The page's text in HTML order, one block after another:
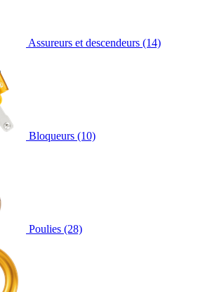
Assureurs et descendeurs (14)
Bloqueurs (10)
Poulies (28)